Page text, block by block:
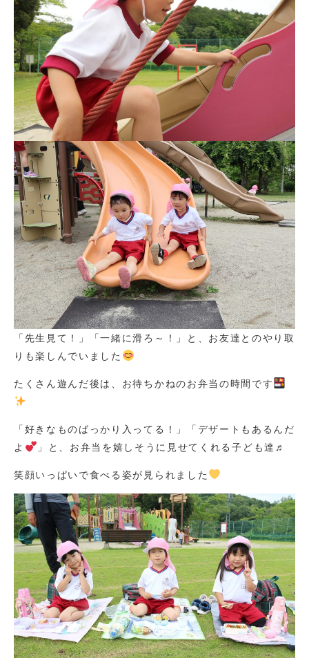
「先生見て！」「一緒に滑ろ～！」と、お友達とのやり取
りも楽しんでいました
たくさん遊んだ後は、お待ちかねのお弁当の時間です
「好きなものばっかり入ってる！」「デザートもあるんだ
よ
」と、お弁当を嬉しそうに見せてくれる子ども達♬
笑顔いっぱいで食べる姿が見られました